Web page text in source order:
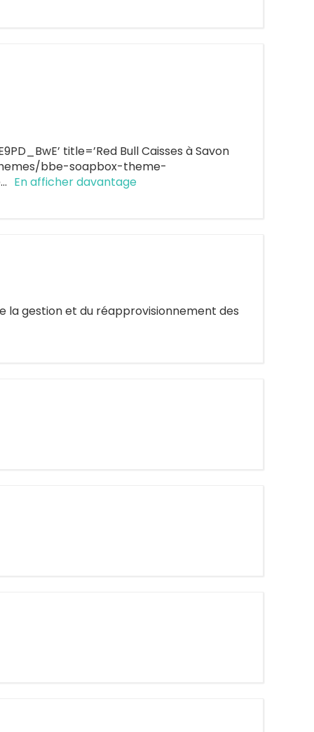
title=’Red Bull Caisses à Savon
bbe-soapbox-theme-
En afficher davantage
la gestion et du réapprovisionnement des